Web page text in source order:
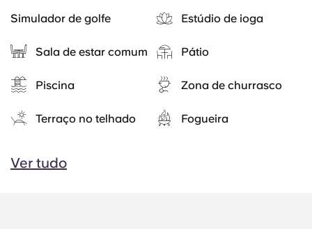
Simulador de golfe Estúdio de ioga
Sala de estar comum Pátio
Piscina Zona de churrasco
Terraço no telhado Fogueira
Ver tudo